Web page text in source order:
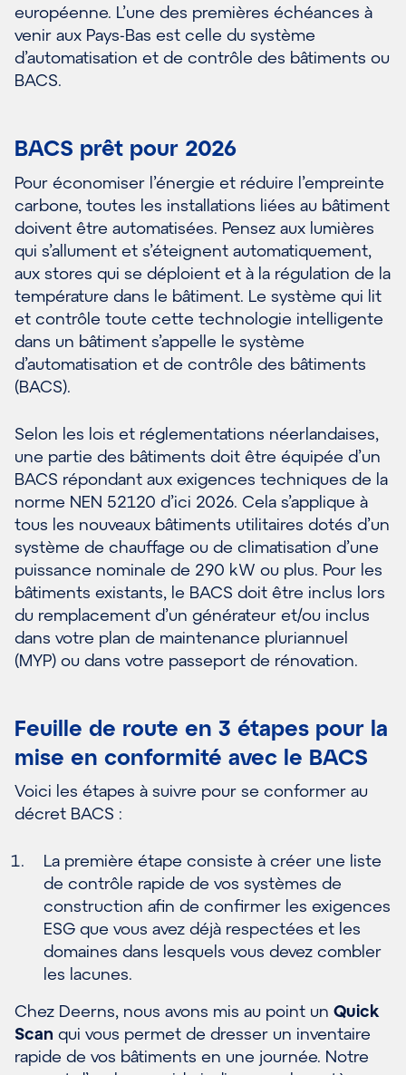
européenne. L’une des premières échéances à
venir aux Pays-Bas est celle du système
d’automatisation et de contrôle des bâtiments ou
BACS.
BACS prêt pour 2026
Pour économiser l’énergie et réduire l’empreinte
carbone, toutes les installations liées au bâtiment
doivent être automatisées. Pensez aux lumières
qui s’allument et s’éteignent automatiquement,
aux stores qui se déploient et à la régulation de la
température dans le bâtiment. Le système qui lit
et contrôle toute cette technologie intelligente
dans un bâtiment s’appelle le système
d’automatisation et de contrôle des bâtiments
(BACS).
Selon les lois et réglementations néerlandaises,
une partie des bâtiments doit être équipée d’un
BACS répondant aux exigences techniques de la
norme NEN 52120 d’ici 2026. Cela s’applique à
tous les nouveaux bâtiments utilitaires dotés d’un
système de chauffage ou de climatisation d’une
puissance nominale de 290 kW ou plus. Pour les
bâtiments existants, le BACS doit être inclus lors
du remplacement d’un générateur et/ou inclus
dans votre plan de maintenance pluriannuel
(MYP) ou dans votre passeport de rénovation.
Feuille de route en 3 étapes pour la
mise en conformité avec le BACS
Voici les étapes à suivre pour se conformer au
décret BACS :
La première étape consiste à créer une liste
de contrôle rapide de vos systèmes de
construction afin de confirmer les exigences
ESG que vous avez déjà respectées et les
domaines dans lesquels vous devez combler
les lacunes.
Chez Deerns, nous avons mis au point un Quick
Scan qui vous permet de dresser un inventaire
rapide de vos bâtiments en une journée. Notre